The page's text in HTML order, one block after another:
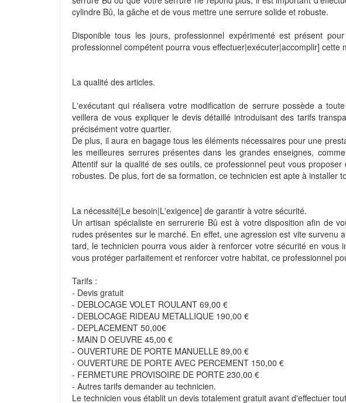
cylindre Bû, la gâche et de vous mettre une serrure solide et robuste.
Disponible tous les jours, professionnel expérimenté est présent
professionnel compétent pourra vous effectuer|exécuter|accomplir] cette
La qualité des articles.
L'exécutant qui réalisera votre modification de serrure possède a
veillera de vous expliquer le devis détaillé introduisant des tarifs
précisément votre quartier.
De plus, il aura en bagage tous les éléments nécessaires pour une
les meilleures serrures présentes dans les grandes enseignes,
Attentif sur la qualité de ses outils, ce professionnel peut vous
robustes. De plus, fort de sa formation, ce technicien est apte à installer
La nécessité|Le besoin|L'exigence] de garantir à votre sécurité.
Un artisan spécialiste en serrurerie Bû est à votre disposition afin de
rudes présentes sur le marché. En effet, une agression est vite
tard, le technicien pourra vous aider à renforcer votre sécurité en
vous protéger parfaitement et renforcer votre habitat, ce professionnel
Tarifs :
- Devis gratuit
- DEBLOCAGE VOLET ROULANT 69,00 €
- DEBLOCAGE RIDEAU METALLIQUE 190,00 €
- DEPLACEMENT 50,00€
- MAIN D OEUVRE 45,00 €
- OUVERTURE DE PORTE MANUELLE 89,00 €
- OUVERTURE DE PORTE AVEC PERCEMENT 150,00 €
- FERMETURE PROVISOIRE DE PORTE 230,00 €
- Autres tarifs demander au technicien.
Le technicien vous établit un devis totalement gratuit avant d'effectuer